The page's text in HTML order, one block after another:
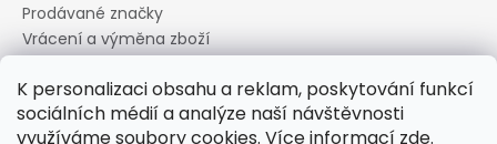
K personalizaci obsahu a reklam, poskytování funkcí
sociálních médií a analýze naší návštěvnosti
využíváme soubory cookies. Více informací zde.
Prodávané značky
Vrácení a výměna zboží
Informace o souborech cookies
Reklamační řád